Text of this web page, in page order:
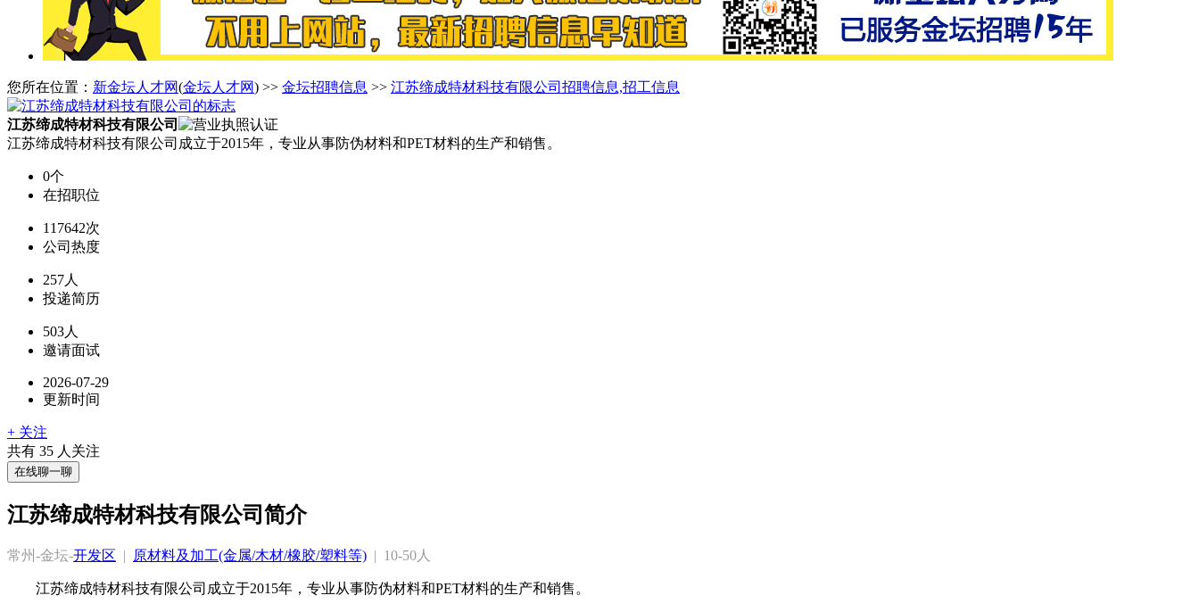
您所在位置： 新金坛人才网(金坛人才网) >> 金坛招聘信息 >> 江苏缔成特材科技有限公司招聘信息,招工信息
江苏缔成特材科技有限公司
江苏缔成特材科技有限公司成立于2015年，专业从事防伪材料和PET材料的生产和销售。
0个
在招职位
117642次
公司热度
257人
投递简历
503人
邀请面试
2026-07-29
更新时间
+ 关注
共有 35 人关注
在线聊一聊
江苏缔成特材科技有限公司简介
常州-金坛-开发区 | 原材料及加工(金属/木材/橡胶/塑料等) |  10-50人
江苏缔成特材科技有限公司成立于2015年，专业从事防伪材料和PET材料的生产和销售。